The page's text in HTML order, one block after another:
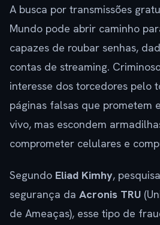
A busca por transmissões
Mundo pode abrir caminho
capazes de roubar senhas,
contas de streaming.
interesse dos torcedores pelo
páginas falsas que prometem
vivo, mas escondem
comprometer celulares e
Segundo Eliad Kimhy,
segurança da Acronis TRU
de Ameaças), esse tipo de